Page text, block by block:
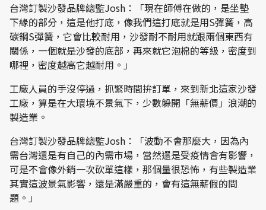
台灣訂製沙發品牌總監Josh：「現在師傅在做的，是坐墊
下緣的部分，這是他打底，像我們這打底就是用S彈簧，高
碳鋼S彈簧，它會比較耐用，沙發耐不耐用就跟兩個東西有
關係，一個就是沙發的底部，再來就它泡棉的等級，密度到
哪裡，密度越高它越耐用。」
工廠人員的手沒停過，抓緊時間拚訂單，來到新北這家沙發
工廠，算是在大環境不景氣下，少數躲開「無薪價」浪潮的
製造業。
台灣訂製沙發品牌總監Josh：「波動不會那麼大，因為內
需台灣還是有自己的內需市場，當然還是受疫情會有影響，
可是不會像外銷一次砍單這樣，那個量很恐怖，有些製造業
其實這波景氣影響，還是滿嚴重的，會有這無薪假的問
題。」